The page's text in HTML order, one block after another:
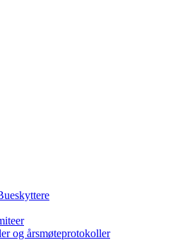
og årsmøteprotokoller